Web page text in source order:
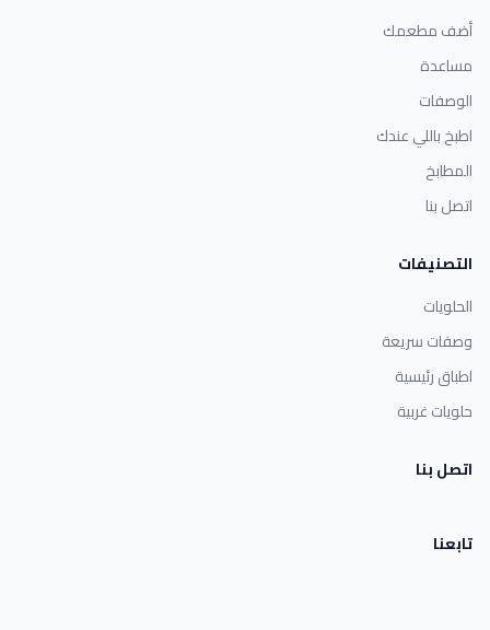
أضف مطعمك
مساعدة
الوصفات
اطبخ باللي عندك
المطابخ
اتصل بنا
التصنيفات
الحلويات
وصفات سريعة
اطباق رئيسية
حلويات غربية
اتصل بنا
تابعنا